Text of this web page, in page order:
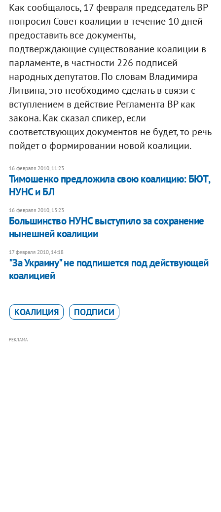
Как сообщалось, 17 февраля председатель ВР
попросил Совет коалиции в течение 10 дней
предоставить все документы,
подтверждающие существование коалиции в
парламенте, в частности 226 подписей
народных депутатов. По словам Владимира
Литвина, это необходимо сделать в связи с
вступлением в действие Регламента ВР как
закона. Как сказал спикер, если
соответствующих документов не будет, то речь
пойдет о формировании новой коалиции.
16 февраля 2010, 11:23
Тимошенко предложила свою коалицию: БЮТ,
НУНС и БЛ
16 февраля 2010, 13:23
Большинство НУНС выступило за сохранение
нынешней коалиции
17 февраля 2010, 14:18
"За Украину" не подпишется под действующей
коалицией
КОАЛИЦИЯ ПОДПИСИ
РЕКЛАМА